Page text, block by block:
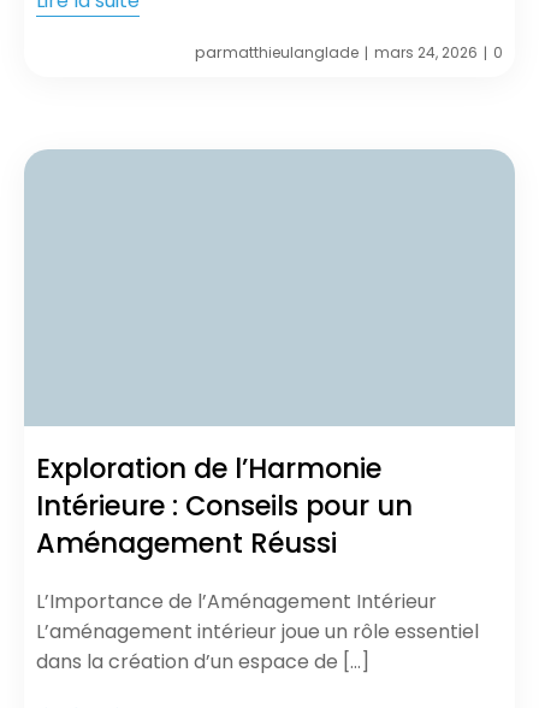
parmatthieulanglade | mars 24, 2026 | 0
Exploration de l’Harmonie
Intérieure : Conseils pour un
Aménagement Réussi
L’Importance de l’Aménagement Intérieur
L’aménagement intérieur joue un rôle essentiel
dans la création d’un espace de […]